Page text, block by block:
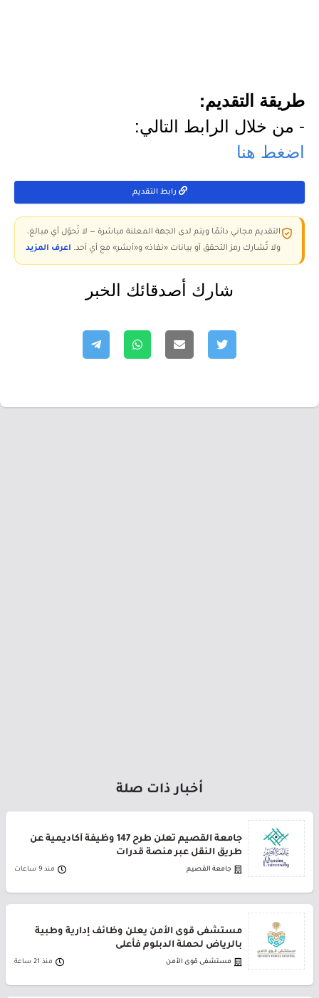
طريقة التقديم:
- من خلال الرابط التالي:
اضغط هنا
رابط التقديم
التقديم مجاني دائمًا ويتم لدى الجهة المعلنة مباشرة — لا تُحوّل أي مبالغ،
ولا تُشارك رمز التحقق أو بيانات «نفاذ» و«أبشر» مع أي أحد. اعرف المزيد
شارك أصدقائك الخبر
أخبار ذات صلة
جامعة القصيم تعلن طرح 147 وظيفة أكاديمية عن
طريق النقل عبر منصة قدرات
جامعة القصيم منذ 9 ساعات
مستشفى قوى الأمن يعلن وظائف إدارية وطبية
بالرياض لحملة الدبلوم فأعلى
مستشفى قوى الأمن منذ 21 ساعة